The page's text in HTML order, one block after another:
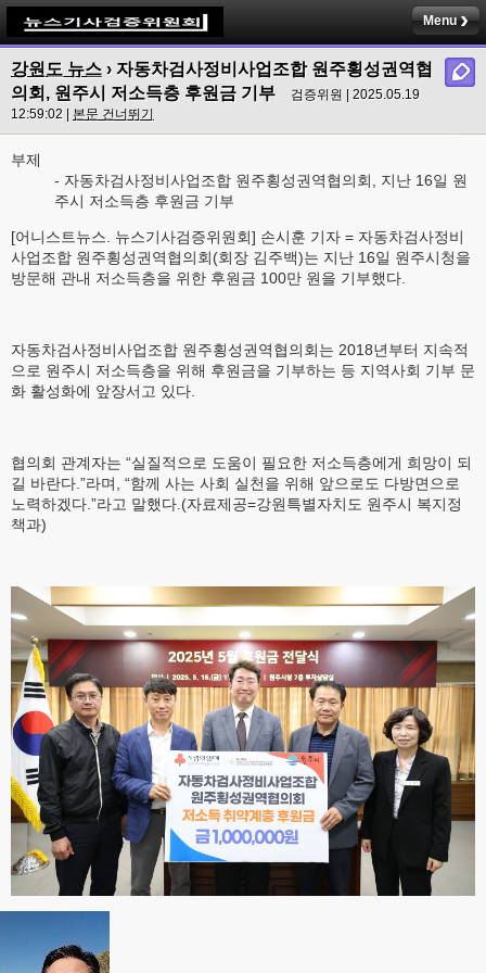
Menu
강원도 뉴스 › 자동차검사정비사업조합 원주횡성권역협
의회, 원주시 저소득층 후원금 기부
검증위원 | 2025.05.19
12:59:02 | 본문 건너뛰기
부제
- 자동차검사정비사업조합 원주횡성권역협의회, 지난 16일 원
주시 저소득층 후원금 기부
[어니스트뉴스. 뉴스기사검증위원회] 손시훈 기자 = 자동차검사정비
사업조합 원주횡성권역협의회(회장 김주백)는 지난 16일 원주시청을
방문해 관내 저소득층을 위한 후원금 100만 원을 기부했다.
자동차검사정비사업조합 원주횡성권역협의회는 2018년부터 지속적
으로 원주시 저소득층을 위해 후원금을 기부하는 등 지역사회 기부 문
화 활성화에 앞장서고 있다.
협의회 관계자는 “실질적으로 도움이 필요한 저소득층에게 희망이 되
길 바란다.”라며, “함께 사는 사회 실천을 위해 앞으로도 다방면으로
노력하겠다.”라고 말했다.(자료제공=강원특별자치도 원주시 복지정
책과)